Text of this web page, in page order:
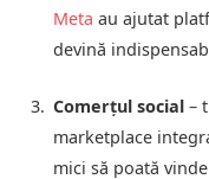
Meta au ajutat
devină
Comerțul social –
marketplace
mici să poată